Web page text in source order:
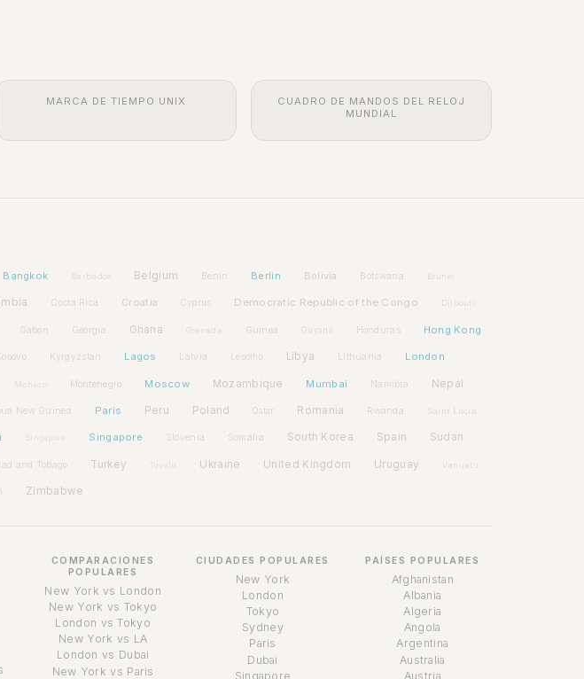
MARCA DE TIEMPO UNIX
CUADRO DE MANDOS DEL RELOJ
MUNDIAL
Bangkok Barbados Belgium Benin Berlin Bolivia Botswana Brunei
Costa Rica Croatia Cyprus Democratic Republic of the Congo Djibouti
Gabon Georgia Ghana Grenada Guinea Guyana Honduras Hong Kong
Kyrgyzstan Lagos Latvia Lesotho Libya Lithuania London
Monaco Montenegro Moscow Mozambique Mumbai Namibia Nepal
New Guinea Paris Peru Poland Qatar Romania Rwanda Saint Lucia
Singapore Slovenia Somalia South Korea Spain Sudan
and Tobago Turkey Tuvalu Ukraine United Kingdom Uruguay Vanuatu
Zimbabwe
COMPARACIONES
POPULARES
New York vs London
New York vs Tokyo
London vs Tokyo
New York vs LA
London vs Dubai
New York vs Paris
CIUDADES POPULARES
New York
London
Tokyo
Sydney
Paris
Dubai
Singapore
PAÍSES POPULARES
Afghanistan
Albania
Algeria
Angola
Argentina
Australia
Austria